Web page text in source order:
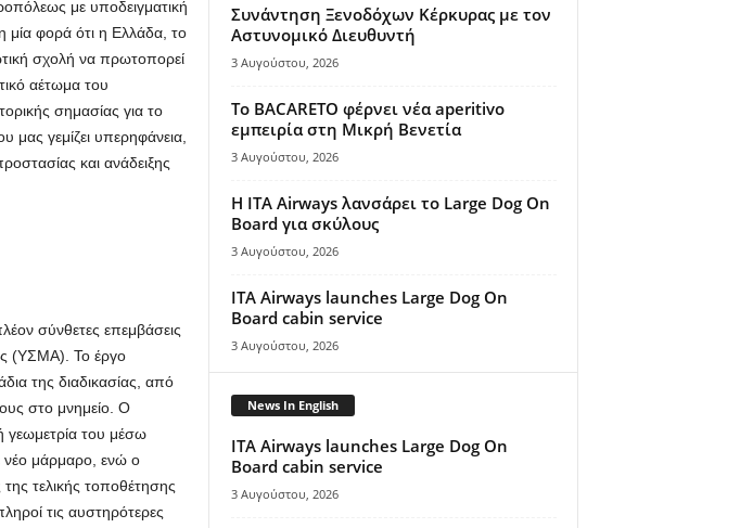
με υποδειγματική
μία φορά ότι η Ελλάδα, το
σχολή να πρωτοπορεί
αέτωμα του
σημασίας για το
μας γεμίζει υπερηφάνεια,
και ανάδειξης
σύνθετες επεμβάσεις
(ΥΣΜΑ). Το έργο
της διαδικασίας, από
στο μνημείο. Ο
γεωμετρία του μέσω
μάρμαρο, ενώ ο
τελικής τοποθέτησης
τις αυστηρότερες
Συνάντηση Ξενοδόχων Κέρκυρας με τον
Αστυνομικό Διευθυντή
3 Αυγούστου, 2026
Το BACARETO φέρνει νέα aperitivo
εμπειρία στη Μικρή Βενετία
3 Αυγούστου, 2026
Η ITA Airways λανσάρει το Large Dog On
Board για σκύλους
3 Αυγούστου, 2026
ITA Airways launches Large Dog On
Board cabin service
3 Αυγούστου, 2026
News In English
ITA Airways launches Large Dog On
Board cabin service
3 Αυγούστου, 2026